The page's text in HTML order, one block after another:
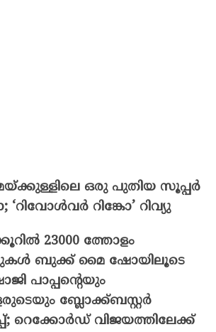
ഒരു പുതിയ സൂപ്പർ
‘റിവോൾവർ റിങ്കോ’ റിവ്യു
23000 ത്തോളം
ബുക്ക് മൈ ഷോയിലൂടെ
പാപ്പന്റെയും
ബ്ലോക്ക്ബസ്റ്റർ
റെക്കോർഡ് വിജയത്തിലേക്ക്